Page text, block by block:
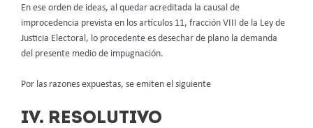
En ese orden de ideas, al quedar acreditada la causal de
improcedencia prevista en los artículos 11, fracción VIII de la Ley de
Justicia Electoral, lo procedente es desechar de plano la demanda
del presente medio de impugnación.
Por las razones expuestas, se emiten el siguiente
IV. RESOLUTIVO